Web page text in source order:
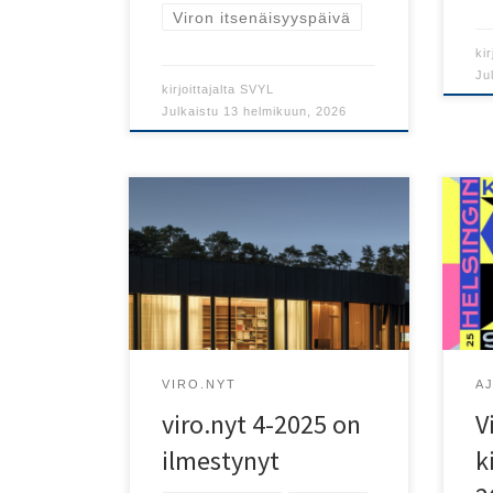
Viron itsenäisyyspäivä
kirjoittajaltaSVYL
Julkaistu 13 helmikuun, 2026
Käy lukemassa viro.nyt 4-2025
osoitteessa
www.lehtiluukku.fi/lehdet/vironyt
.
VIRO.NYT
viro.nyt 4-2025 on
ilmestynyt